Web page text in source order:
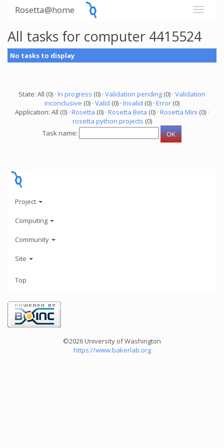
Rosetta@home
All tasks for computer 4415524
No tasks to display
State: All (0) · In progress (0) · Validation pending (0) · Validation
inconclusive (0) · Valid (0) · Invalid (0) · Error (0)
Application: All (0) · Rosetta (0) · Rosetta Beta (0) · Rosetta Mini (0) ·
rosetta python projects (0)
Task name:
Project
Computing
Community
Site
Top
©2026 University of Washington
https://www.bakerlab.org